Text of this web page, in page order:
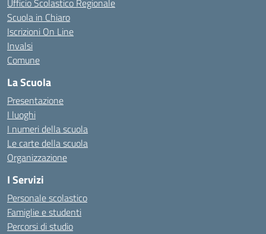
Ufficio Scolastico Regionale
Scuola in Chiaro
Iscrizioni On Line
Invalsi
Comune
La Scuola
Presentazione
I luoghi
I numeri della scuola
Le carte della scuola
Organizzazione
I Servizi
Personale scolastico
Famiglie e studenti
Percorsi di studio